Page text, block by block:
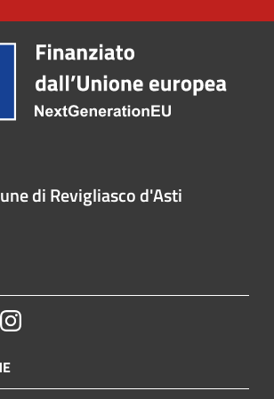
di Revigliasco d'Asti
Instagram